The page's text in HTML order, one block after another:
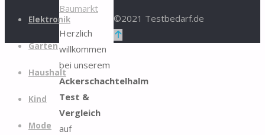
Elektronik
Garten
Haushalt
Kind
Mode
Baumarkt
Herzlich
willkommen
bei unserem
Ackerschachtelhalm
Test &
Vergleich
auf
©2021 Testbedarf.de
Zurück